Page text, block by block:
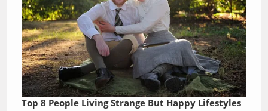
Top 8 People Living Strange But Happy Lifestyles